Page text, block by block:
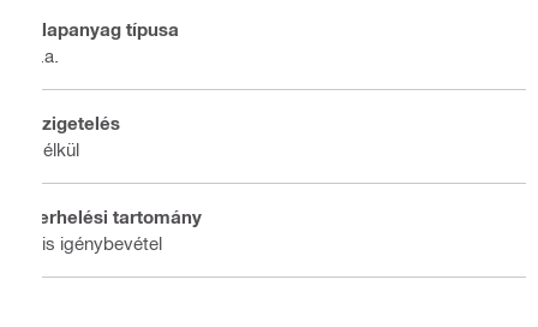
Alapanyag típusa
n.a.
Szigetelés
Nélkül
Terhelési tartomány
Kis igénybevétel